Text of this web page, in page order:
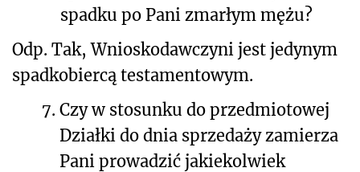
spadku po Pani zmarłym mężu?
Odp. Tak, Wnioskodawczyni jest jedynym
spadkobiercą testamentowym.
7. Czy w stosunku do przedmiotowej
Działki do dnia sprzedaży zamierza
Pani prowadzić jakiekolwiek